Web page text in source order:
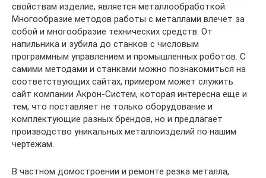
свойствам изделие, является металлообработкой.
Многообразие методов работы с металлами влечет за
собой и многообразие технических средств. От
напильника и зубила до станков с числовым
программным управлением и промышленных роботов. С
самими методами и станками можно познакомиться на
соответствующих сайтах, примером может служить
сайт компании Акрон-Систем, которая интересна еще и
тем, что поставляет не только оборудование и
комплектующие разных брендов, но и предлагает
производство уникальных металлоизделий по нашим
чертежам.
В частном домостроении и ремонте резка металла,